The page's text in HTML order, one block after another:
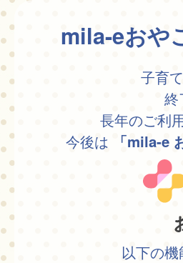
mila-eおや
子育
終
長年のご利
今後は
「mila-e
以下の